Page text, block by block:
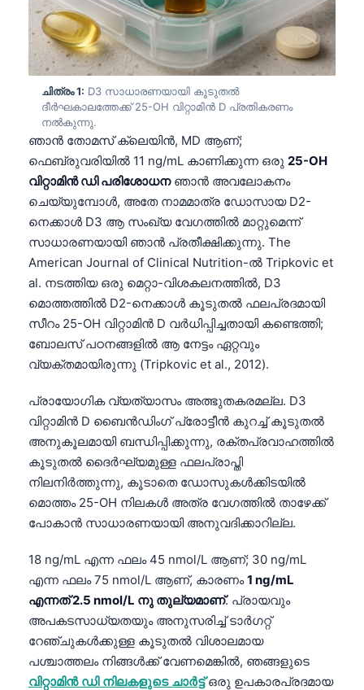
ചിത്രം 1: D3 സാധാരണയായി കൂടുതൽ
ദീർഘകാലത്തേക്ക് 25-OH വിറ്റാമിൻ D പ്രതികരണം
നൽകുന്നു.
ഞാൻ തോമസ് ക്ലെയിൻ, MD ആണ്;
ഫെബ്രുവരിയിൽ 11 ng/mL കാണിക്കുന്ന ഒരു 25-OH
വിറ്റാമിൻ ഡി പരിശോധനഞാൻ അവലോകനം
ചെയ്യുമ്പോൾ, അതേ നാമമാത്ര ഡോസായ D2-
നെക്കാൾ D3 ആ സംഖ്യ വേഗത്തിൽ മാറ്റുമെന്ന്
സാധാരണയായി ഞാൻ പ്രതീക്ഷിക്കുന്നു. The
American Journal of Clinical Nutrition-ൽ Tripkovic et
al. നടത്തിയ ഒരു മെറ്റാ-വിശകലനത്തിൽ, D3
മൊത്തത്തിൽ D2-നെക്കാൾ കൂടുതൽ ഫലപ്രദമായി
സീറം 25-OH വിറ്റാമിൻ D വർധിപ്പിച്ചതായി കണ്ടെത്തി;
ബോലസ് പഠനങ്ങളിൽ ആ നേട്ടം ഏറ്റവും
വ്യക്തമായിരുന്നു (Tripkovic et al., 2012).
പ്രായോഗിക വ്യത്യാസം അത്ഭുതകരമല്ല. D3
വിറ്റാമിൻ D ബൈൻഡിംഗ് പ്രോട്ടീൻ കുറച്ച് കൂടുതൽ
അനുകൂലമായി ബന്ധിപ്പിക്കുന്നു, രക്തപ്രവാഹത്തിൽ
കൂടുതൽ ദൈർഘ്യമുള്ള ഫലപ്രാപ്തി
നിലനിർത്തുന്നു, കൂടാതെ ഡോസുകൾക്കിടയിൽ
മൊത്തം 25-OH നിലകൾ അത്ര വേഗത്തിൽ താഴേക്ക്
പോകാൻ സാധാരണയായി അനുവദിക്കാറില്ല.
18 ng/mL എന്ന ഫലം 45 nmol/L ആണ്; 30 ng/mL
എന്ന ഫലം 75 nmol/L ആണ്, കാരണം1 ng/mL
എന്നത് 2.5 nmol/L നു തുല്യമാണ്. പ്രായവും
അപകടസാധ്യതയും അനുസരിച്ച് ടാർഗറ്റ്
റേഞ്ചുകൾക്കുള്ള കൂടുതൽ വിശാലമായ
പശ്ചാത്തലം നിങ്ങൾക്ക് വേണമെങ്കിൽ, ഞങ്ങളുടെ
വിറ്റാമിൻ ഡി നിലകളുടെ ചാർട്ട്ഒരു ഉപകാരപ്രദമായ